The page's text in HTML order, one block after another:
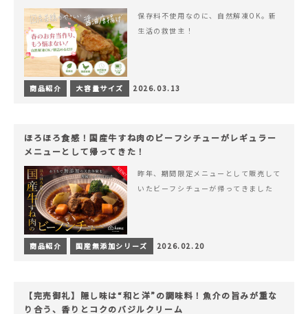
保存料不使用なのに、自然解凍OK。新
生活の救世主！
商品紹介 大容量サイズ 2026.03.13
ほろほろ食感！国産牛すね肉のビーフシチューがレギュラー
メニューとして帰ってきた！
昨年、期間限定メニューとして販売して
いたビーフシチューが帰ってきました
商品紹介 国産無添加シリーズ 2026.02.20
【完売御礼】隠し味は“和と洋”の調味料！魚介の旨みが重な
り合う、香りとコクのバジルクリーム